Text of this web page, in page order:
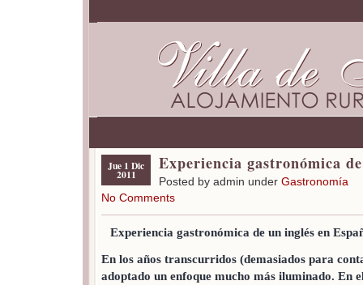
Jue 1 Dic
2011
Experiencia gastronómica
Posted by admin under Gastronomía
No Comments
Experiencia gastronómica de un inglés en
En los años transcurridos (demasiados para
adoptado un enfoque mucho más iluminado. En